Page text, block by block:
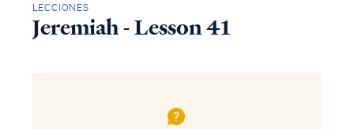
LECCIONES
Jeremiah - Lesson 41